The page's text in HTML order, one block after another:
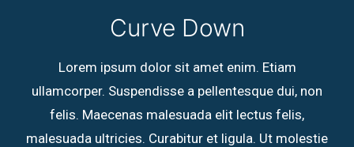
Curve Down
Lorem ipsum dolor sit amet enim. Etiam
ullamcorper. Suspendisse a pellentesque dui, non
felis. Maecenas malesuada elit lectus felis,
malesuada ultricies. Curabitur et ligula. Ut molestie